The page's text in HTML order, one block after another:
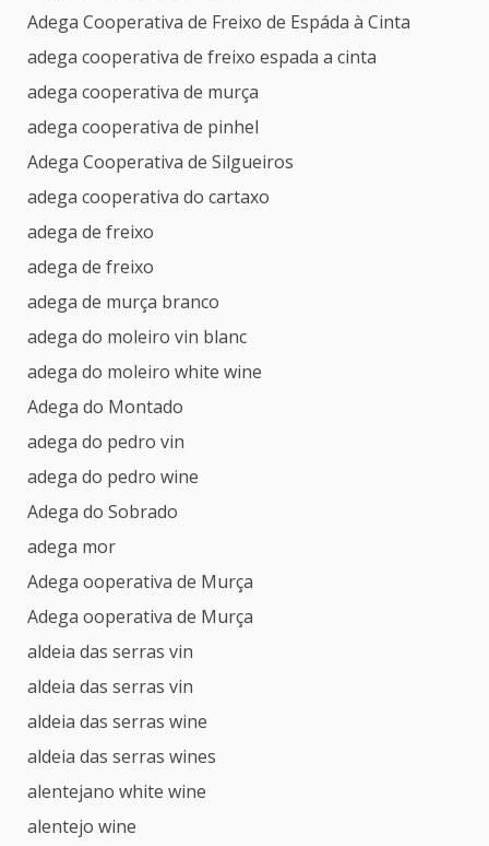
Adega Cooperativa de Freixo de Espáda à Cinta
adega cooperativa de freixo espada a cinta
adega cooperativa de murça
adega cooperativa de pinhel
Adega Cooperativa de Silgueiros
adega cooperativa do cartaxo
adega de freixo
adega de freixo
adega de murça branco
adega do moleiro vin blanc
adega do moleiro white wine
Adega do Montado
adega do pedro vin
adega do pedro wine
Adega do Sobrado
adega mor
Adega ooperativa de Murça
Adega ooperativa de Murça
aldeia das serras vin
aldeia das serras vin
aldeia das serras wine
aldeia das serras wines
alentejano white wine
alentejo wine